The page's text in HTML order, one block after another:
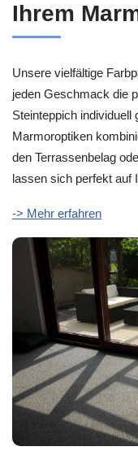
Ihrem
Unsere vielfältige
jeden Geschmack die
Steinteppich individuell
Marmoroptiken
den Terrassenbelag
lassen sich perfekt auf
-> Mehr erfahren